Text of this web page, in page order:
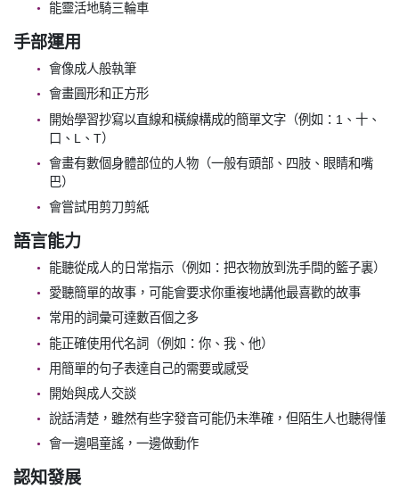
能靈活地騎三輪車
手部運用
會像成人般執筆
會畫圓形和正方形
開始學習抄寫以直線和橫線構成的簡單文字（例如：1、十、
口、L、T）
會畫有數個身體部位的人物（一般有頭部、四肢、眼睛和嘴
巴）
會嘗試用剪刀剪紙
語言能力
能聽從成人的日常指示（例如：把衣物放到洗手間的籃子裏）
愛聽簡單的故事，可能會要求你重複地講他最喜歡的故事
常用的詞彙可達數百個之多
能正確使用代名詞（例如：你、我、他）
用簡單的句子表達自己的需要或感受
開始與成人交談
說話清楚，雖然有些字發音可能仍未準確，但陌生人也聽得懂
會一邊唱童謠，一邊做動作
認知發展